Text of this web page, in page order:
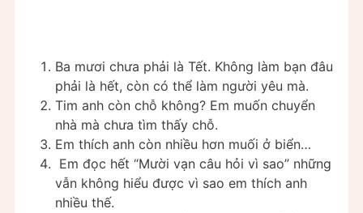
Ba mươi chưa phải là Tết. Không làm bạn đâu
phải là hết, còn có thể làm người yêu mà.
Tim anh còn chỗ không? Em muốn chuyển
nhà mà chưa tìm thấy chỗ.
Em thích anh còn nhiều hơn muối ở biển…
Em đọc hết “Mười vạn câu hỏi vì sao” những
vẫn không hiểu được vì sao em thích anh
nhiều thế.